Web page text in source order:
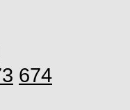
674